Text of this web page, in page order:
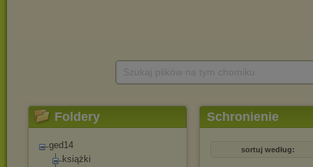
Foldery
ged14
książki
Schronienie
sortuj według: